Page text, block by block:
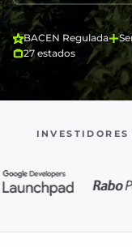
BACEN Regulada
27 estados